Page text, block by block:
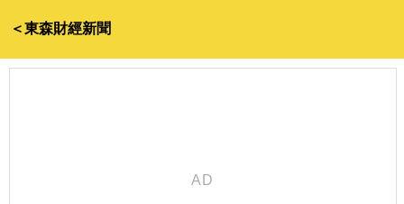
＜東森財經新聞